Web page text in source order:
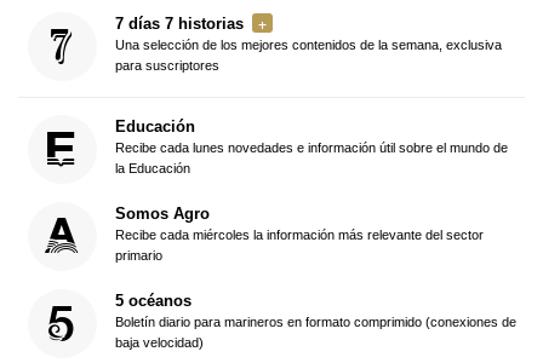
7 días 7 historias
Una selección de los mejores contenidos de la semana, exclusiva
para suscriptores
Educación
Recibe cada lunes novedades e información útil sobre el mundo de
la Educación
Somos Agro
Recibe cada miércoles la información más relevante del sector
primario
5 océanos
Boletín diario para marineros en formato comprimido (conexiones de
baja velocidad)